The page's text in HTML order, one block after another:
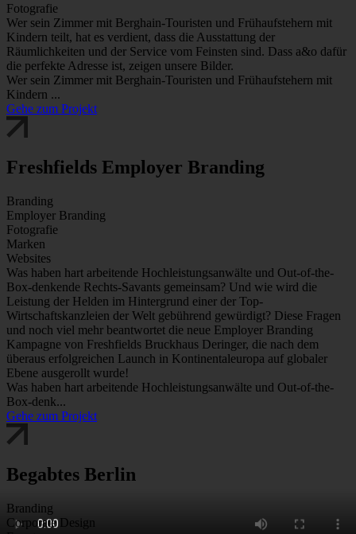
Fotografie
Wer sein Zimmer mit Berghain-Touristen und Frühaufstehern mit
Kindern teilt, hat es verdient, dass die Ausstattung der
Räumlichkeiten und der Service vom Feinsten sind. Dass a&o dafür
die perfekte Adresse ist, zeigen unsere Bilder.
Wer sein Zimmer mit Berghain-Touristen und Frühaufstehern mit
Kindern ...
Gehe zum Projekt
Freshfields Employer Branding
Branding
Employer Branding
Fotografie
Marken
Websites
Was haben hart arbeitende Hochleistungsanwälte und Out-of-the-
Box-denkende Rechts-Savants gemeinsam? Und wie wird die
Leistung der Helden im Hintergrund einer der Top-
Wirtschaftskanzleien der Welt gebührend gewürdigt? Diese Fragen
und noch viel mehr beantwortet die neue Employer Branding
Kampagne von Freshfields Bruckhaus Deringer, die nach dem
überaus erfolgreichen Launch in Kontinentaleuropa auf globaler
Ebene ausgerollt wurde!
Was haben hart arbeitende Hochleistungsanwälte und Out-of-the-
Box-denk...
Gehe zum Projekt
Begabtes Berlin
Branding
Corporate Design